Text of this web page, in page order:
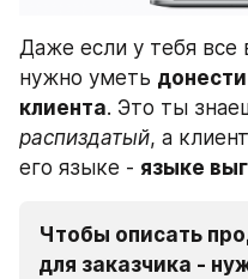
Даже если у тебя все
нужно уметь
клиента
распиздатый, а
его языке - языке
Чтобы описать
для заказчика -